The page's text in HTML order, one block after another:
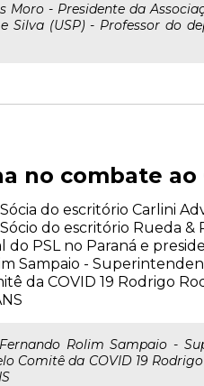
Moro - Presidente da
Silva (USP) - Professor do
no combate ao
do escritório Carlini
do escritório Rueda &
PSL no Paraná e
Sampaio -
da COVID 19 Rodrigo
Rolim Sampaio -
Comitê da COVID 19